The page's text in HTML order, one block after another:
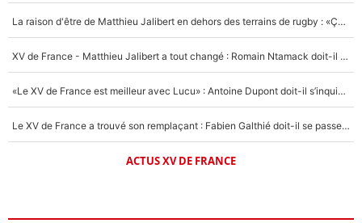
La raison d'être de Matthieu Jalibert en dehors des terrains de rugby : «Ça m'atteint autant que si tu touches à un membre de ma famille»
XV de France - Matthieu Jalibert a tout changé : Romain Ntamack doit-il s’inquiéter pour sa place à un an de la Coupe du monde ?
«Le XV de France est meilleur avec Lucu» : Antoine Dupont doit-il s’inquiéter pour sa place ?
Le XV de France a trouvé son remplaçant : Fabien Galthié doit-il se passer d'Antoine Dupont ?
ACTUS XV DE FRANCE